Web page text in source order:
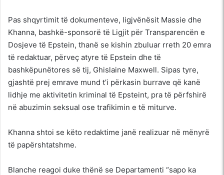
Pas shqyrtimit të dokumenteve, ligjvënësit Massie dhe
Khanna, bashkë-sponsorë të Ligjit për Transparencën e
Dosjeve të Epstein, thanë se kishin zbuluar rreth 20 emra
të redaktuar, përveç atyre të Epstein dhe të
bashkëpunëtores së tij, Ghislaine Maxwell. Sipas tyre,
gjashtë prej emrave mund t’i përkasin burrave që kanë
lidhje me aktivitetin kriminal të Epsteint, pra të përfshirë
në abuzimin seksual ose trafikimin e të miturve.
Khanna shtoi se këto redaktime janë realizuar në mënyrë
të papërshtatshme.
Blanche reagoi duke thënë se Departamenti “sapo ka